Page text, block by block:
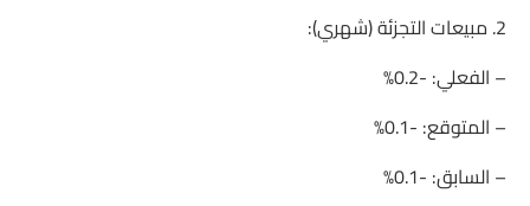
2. مبيعات التجزئة (شهري):
– الفعلي: -0.2%
– المتوقع: -0.1%
– السابق: -0.1%